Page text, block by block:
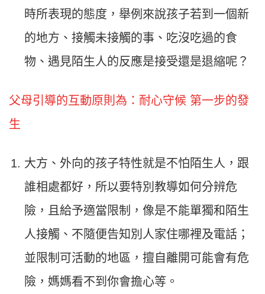
時所表現的態度，舉例來說孩子若到一個新
的地方、接觸未接觸的事、吃沒吃過的食
物、遇見陌生人的反應是接受還是退縮呢？
父母引導的互動原則為：耐心守候 第一步的發
生
大方、外向的孩子特性就是不怕陌生人，跟
誰相處都好，所以要特別教導如何分辨危
險，且給予適當限制，像是不能單獨和陌生
人接觸、不隨便告知別人家住哪裡及電話；
並限制可活動的地區，擅自離開可能會有危
險，媽媽看不到你會擔心等。